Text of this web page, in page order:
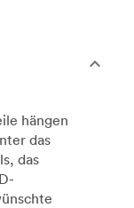
hängen
das
das